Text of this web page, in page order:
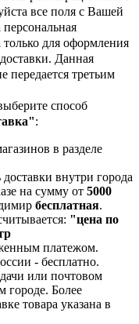
все поля с Вашей
для оформления
Данная
передается третьим
способ
:
в разделе
внутри города
на сумму от 5000
бесплатная.
"цена по
платежом.
- бесплатно.
или почтовом
городе. Более
товара указана в